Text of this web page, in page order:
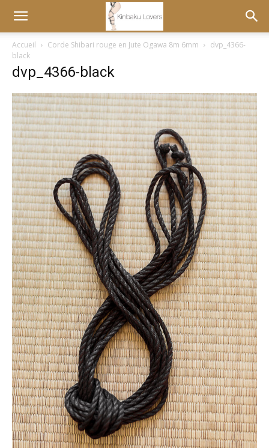
Accueil Corde Shibari rouge en Jute Ogawa 8m 6mm
dvp_4366-
black
dvp_4366-black